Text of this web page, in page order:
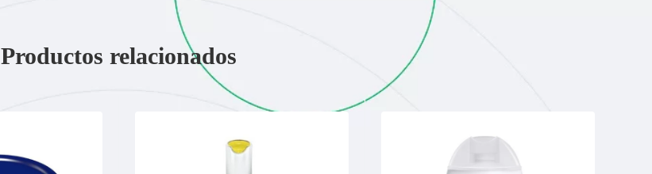
Productos relacionados